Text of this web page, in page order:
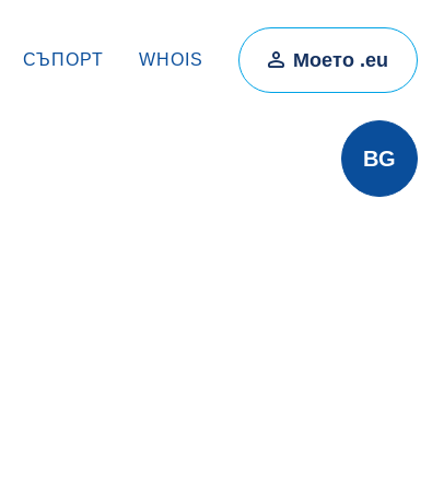
СЪПОРТ WHOIS Моето .eu
BG